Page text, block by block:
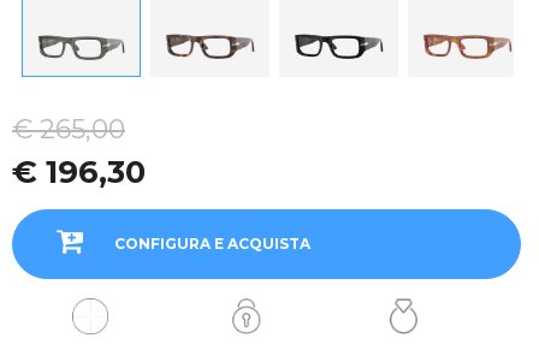
€ 265,00
€ 196,30
CONFIGURA E ACQUISTA